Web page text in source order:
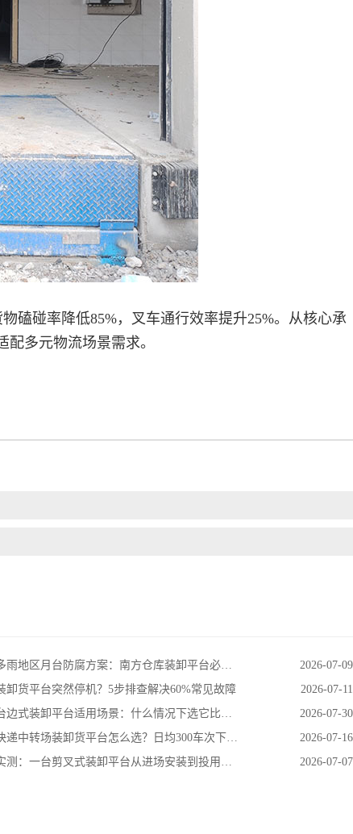
磕碰率降低85%，叉车通行效率提升25%。从核心承
多元物流场景需求。
雨地区月台防腐方案：南方仓库装卸平台必须注意的3个防锈细节
2026-07-09
卸货平台突然停机？5步排查解决60%常见故障
2026-07-11
边式装卸平台适用场景：什么情况下选它比固定式更合适？
2026-07-30
递中转场装卸货平台怎么选？日均300车次下的3个硬指标
2026-07-16
测：一台剪叉式装卸平台从进场安装到投用到底要几天？ 2026-07-07